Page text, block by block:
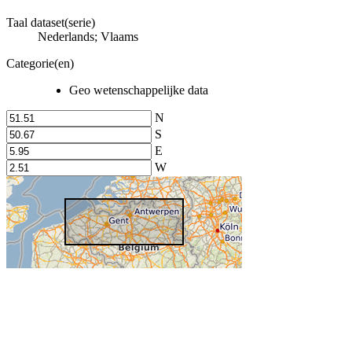
Taal dataset(serie)
Nederlands; Vlaams
Categorie(en)
Geo wetenschappelijke data
N
S
E
W